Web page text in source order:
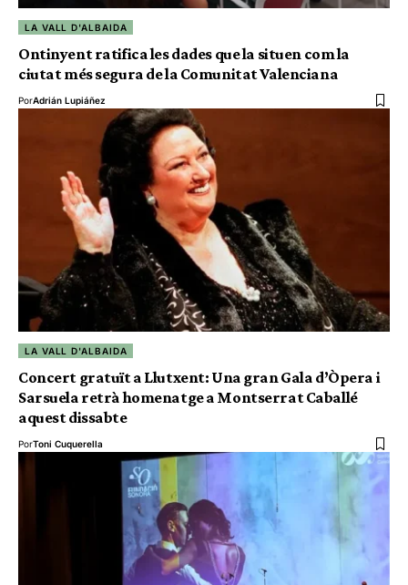
LA VALL D'ALBAIDA
Ontinyent ratifica les dades que la situen com la
ciutat més segura de la Comunitat Valenciana
PorAdrián Lupiáñez
LA VALL D'ALBAIDA
Concert gratuït a Llutxent: Una gran Gala d’Òpera i
Sarsuela retrà homenatge a Montserrat Caballé
aquest dissabte
PorToni Cuquerella